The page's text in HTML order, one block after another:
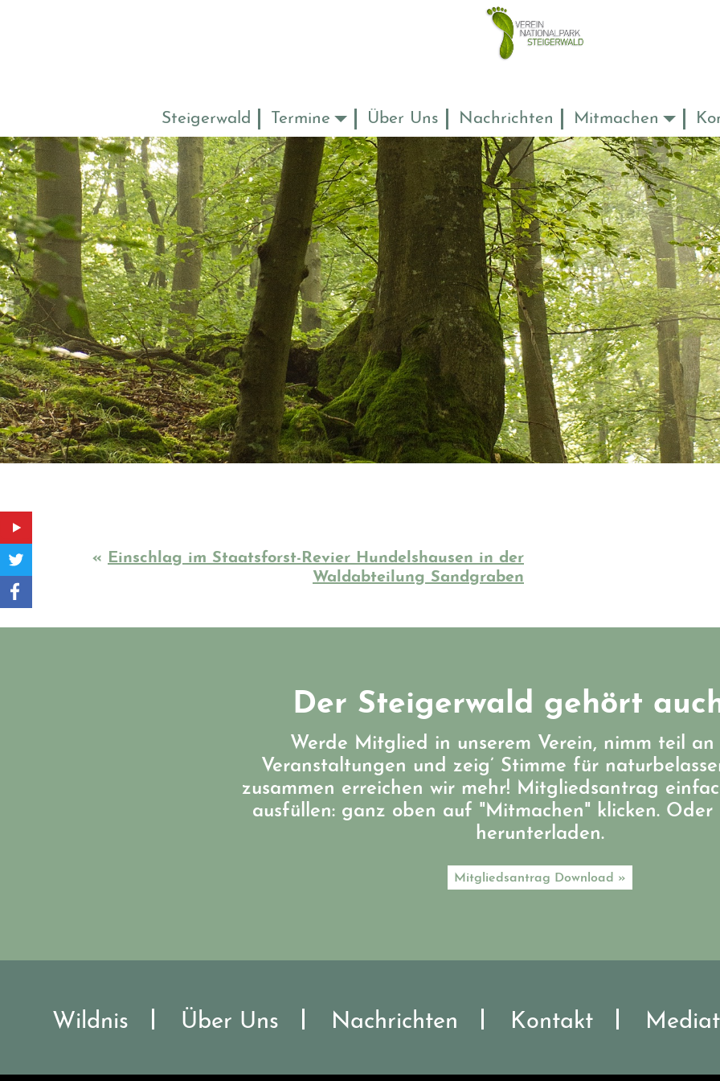
Steigerwald Termine Über Uns Nachrichten Mitmachen
« Einschlag im Staatsforst-Revier Hundelshausen in der
Waldabteilung Sandgraben
Der Steigerwald gehört
Werde Mitglied in unserem Verein, nimm teil an
Veranstaltungen und zeig’ Stimme für
zusammen erreichen wir mehr! Mitgliedsantrag
ausfüllen: ganz oben auf "Mitmachen" klicken. Oder
herunterladen.
Mitgliedsantrag Download »
Wildnis Über Uns Nachrichten Kontakt